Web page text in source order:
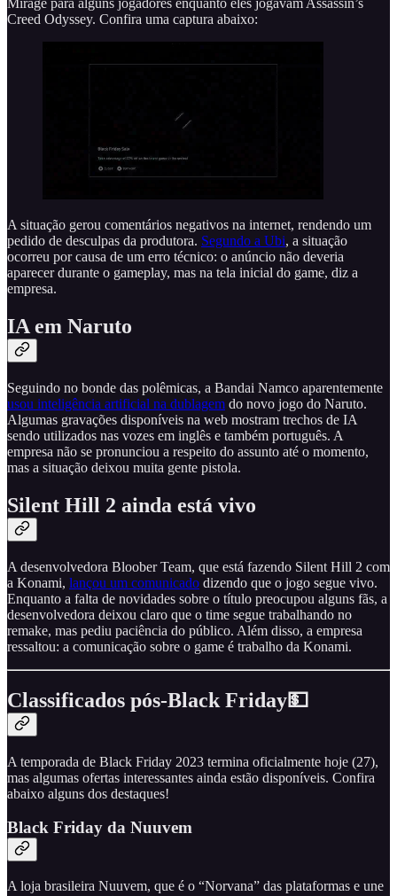
Creed Odyssey. Confira uma captura abaixo:
A situação gerou comentários negativos na internet, rendendo um
pedido de desculpas da produtora. Segundo a Ubi, a situação
ocorreu por causa de um erro técnico: o anúncio não deveria
aparecer durante o gameplay, mas na tela inicial do game, diz a
empresa.
IA em Naruto
Seguindo no bonde das polêmicas, a Bandai Namco aparentemente
usou inteligência artificial na dublagem do novo jogo do Naruto.
Algumas gravações disponíveis na web mostram trechos de IA
sendo utilizados nas vozes em inglês e também português. A
empresa não se pronunciou a respeito do assunto até o momento,
mas a situação deixou muita gente pistola.
Silent Hill 2 ainda está vivo
A desenvolvedora Bloober Team, que está fazendo Silent Hill 2 com
a Konami, lançou um comunicado dizendo que o jogo segue vivo.
Enquanto a falta de novidades sobre o título preocupou alguns fãs, a
desenvolvedora deixou claro que o time segue trabalhando no
remake, mas pediu paciência do público. Além disso, a empresa
ressaltou: a comunicação sobre o game é trabalho da Konami.
Classificados pós-Black Friday💵
A temporada de Black Friday 2023 termina oficialmente hoje (27),
mas algumas ofertas interessantes ainda estão disponíveis. Confira
abaixo alguns dos destaques!
Black Friday da Nuuvem
A loja brasileira Nuuvem, que é o “Norvana” das plataformas e une